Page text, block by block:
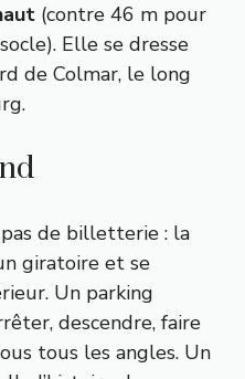
(contre 46 m pour
Elle se dresse
de Colmar, le long
de billetterie : la
giratoire et se
Un parking
descendre, faire
tous les angles. Un